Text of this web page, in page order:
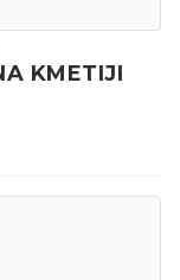
KMETIJI